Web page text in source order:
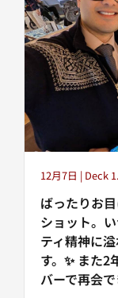
12月7日 | Deck
ばったりお
ショット。
ティ精神に
す。✨ また
バーで再会